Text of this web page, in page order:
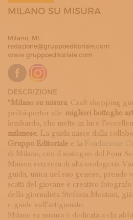
ISCRIVITI ALLA NEWSLETTER
SOSTIENICI
TUTTI I CONTENUTI
NEWS
INTERVISTE
ITINERARI
ISCRIVITI
LOGIN
MILANO SU MISURA
Milano, MI
redazione@gruppoeditoriale.com
www.gruppoeditoriale.com
DESCRIZIONE
“Milano su misura. Craft shopping
prêt-à-porter alle migliori botteghe
lombardo, che mette in luce
milanese. La guida nasce dalla
Gruppo Editoriale e la Fondazione
di Milano, con il sostegno del Four
Maison svizzera di alta orologeria
guida, unica nel suo genere, prende
scatti del giovane e creativo
della giornalista Stefania Montani,
e guide sull’artigianato.
Milano su misura è dedicata a chi